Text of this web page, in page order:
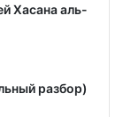
Хасана аль-
разбор)